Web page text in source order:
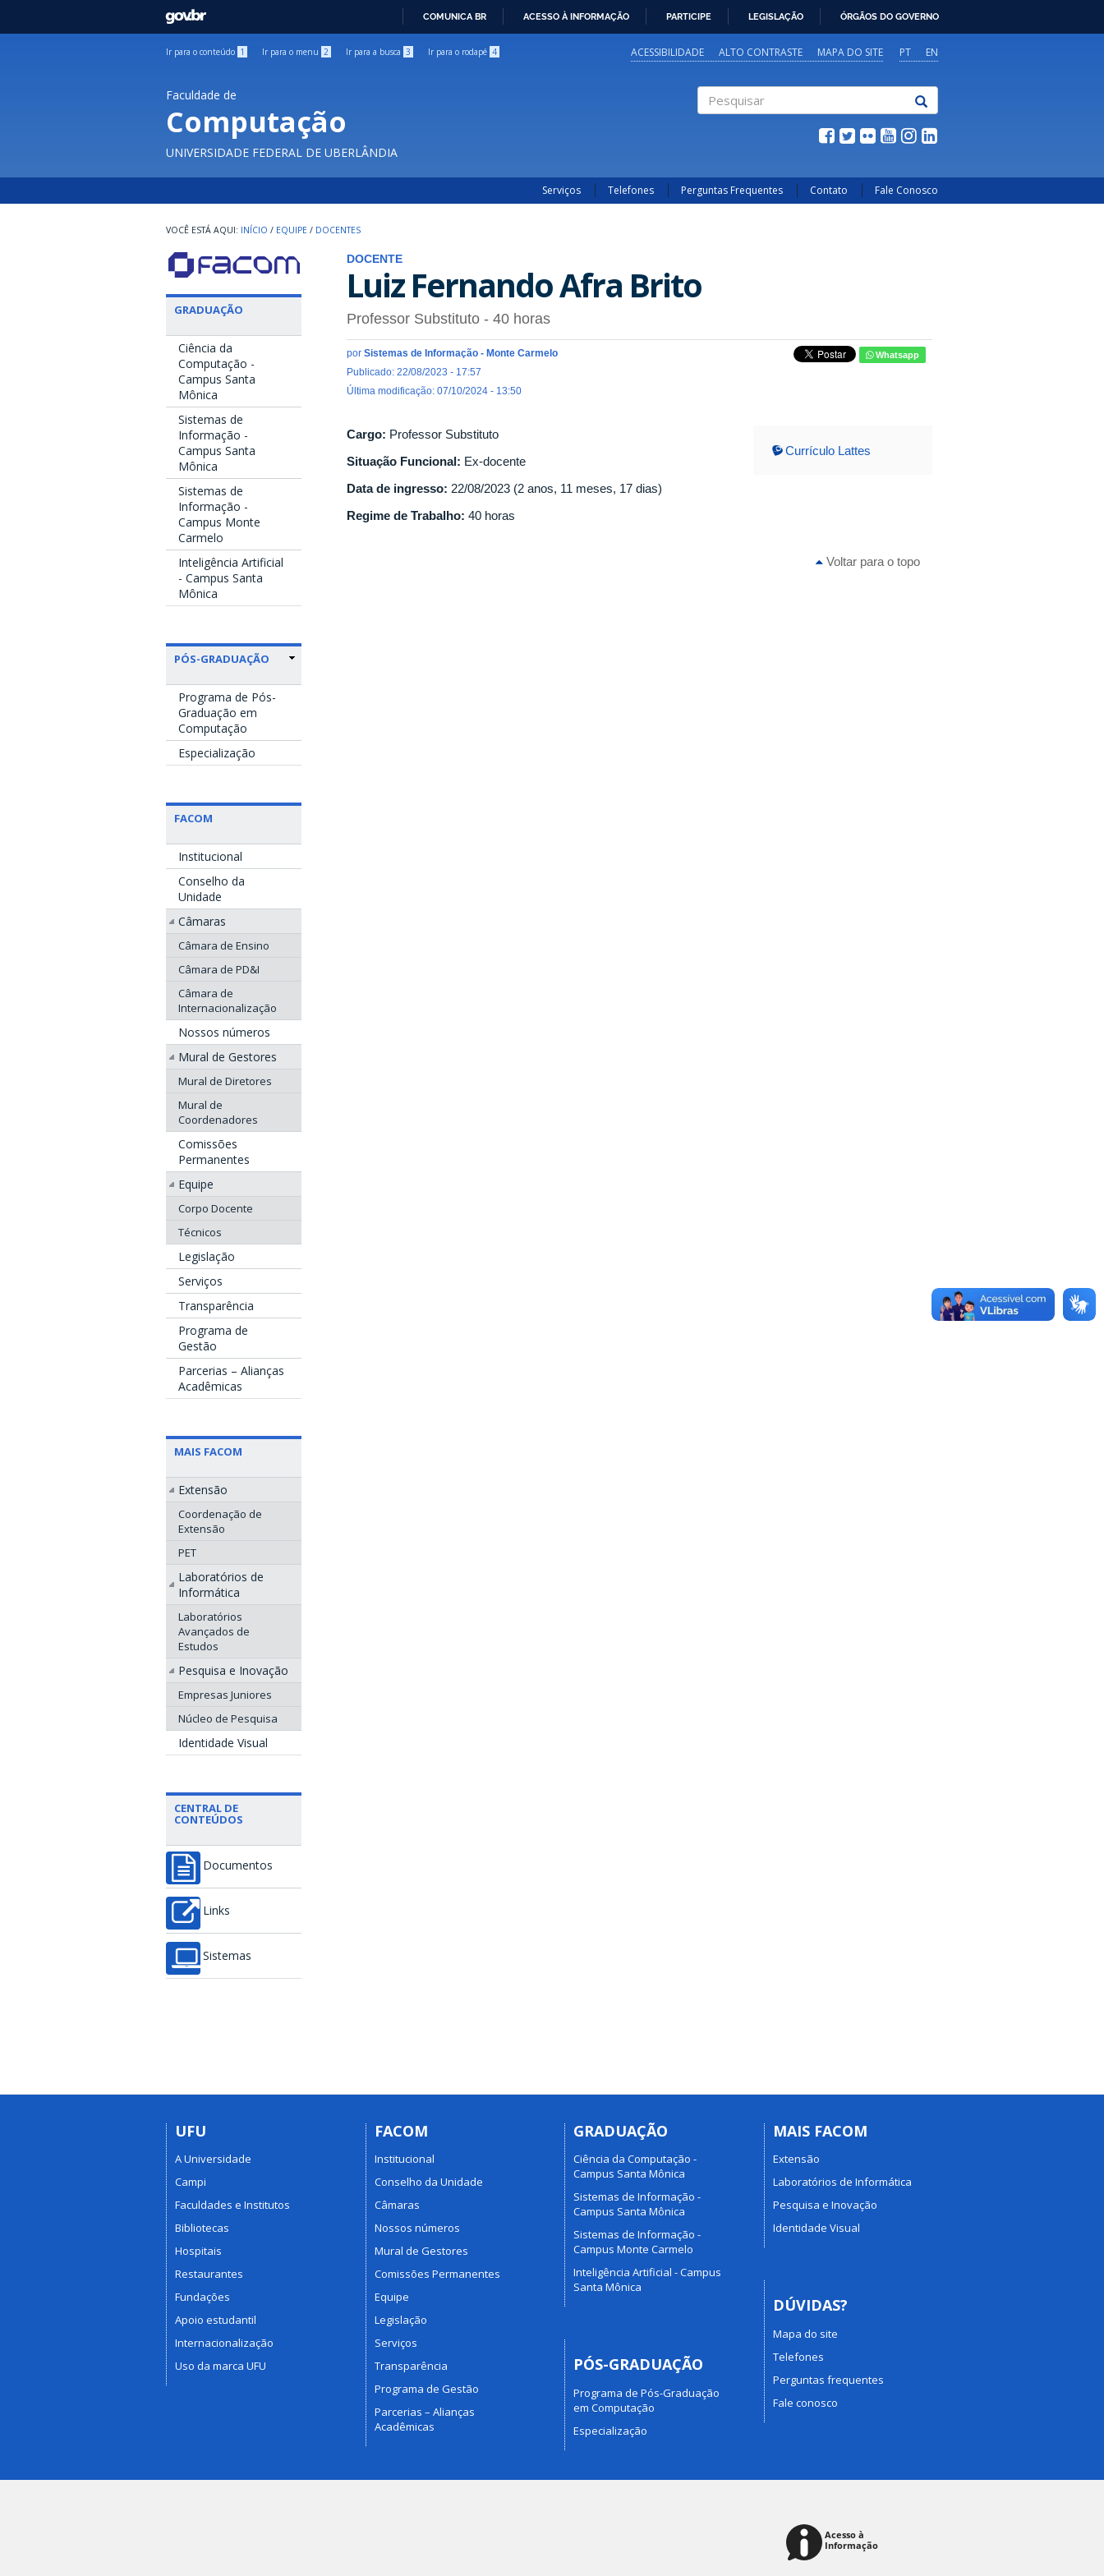
GOVBR
COMUNICA BR ACESSO À INFORMAÇÃO PARTICIPE LEGISLAÇÃO ÓRGÃOS DO GOVERNO
Ir para o conteúdo 1 Ir para o menu 2 Ir para a busca 3 Ir para o rodapé 4 PT EN
ACESSIBILIDADE ALTO CONTRASTE MAPA DO SITE
Faculdade de
Computação
UNIVERSIDADE FEDERAL DE UBERLÂNDIA
Serviços Telefones Perguntas Frequentes Contato Fale Conosco
INÍCIO / EQUIPE / DOCENTES
GRADUAÇÃO
Ciência da
Computação -
Campus Santa
Mônica
Sistemas de
Informação -
Campus Santa
Mônica
Sistemas de
Informação -
Campus Monte
Carmelo
Inteligência Artificial
- Campus Santa
Mônica
PÓS-GRADUAÇÃO
Programa de Pós-
Graduação em
Computação
Especialização
FACOM
Institucional
Conselho da
Unidade
Câmaras
Câmara de Ensino
Câmara de PD&I
Câmara de
Internacionalização
Nossos números
Mural de Gestores
Mural de Diretores
Mural de
Coordenadores
Comissões
Permanentes
Equipe
Corpo Docente
Técnicos
Legislação
Serviços
Transparência
Programa de
Gestão
Parcerias – Alianças
Acadêmicas
MAIS FACOM
Extensão
Coordenação de
Extensão
PET
Laboratórios de
Informática
Laboratórios
Avançados de
Estudos
Pesquisa e Inovação
Empresas Juniores
Núcleo de Pesquisa
Identidade Visual
CENTRAL DE
CONTEÚDOS
Documentos
Links
Sistemas
DOCENTE
Luiz Fernando Afra Brito
Professor Substituto - 40 horas
por Sistemas de Informação - Monte Carmelo
Publicado: 22/08/2023 - 17:57
Última modificação: 07/10/2024 - 13:50
Whatsapp
Cargo: Professor Substituto
Situação Funcional: Ex-docente
Data de ingresso: 22/08/2023 (2 anos, 11 meses, 17 dias)
Regime de Trabalho: 40 horas
Currículo Lattes
Voltar para o topo
UFU
A Universidade
Campi
Faculdades e Institutos
Bibliotecas
Hospitais
Restaurantes
Fundações
Apoio estudantil
Internacionalização
Uso da marca UFU
FACOM
Institucional
Conselho da Unidade
Câmaras
Nossos números
Mural de Gestores
Comissões Permanentes
Equipe
Legislação
Serviços
Transparência
Programa de Gestão
Parcerias – Alianças
Acadêmicas
GRADUAÇÃO
Ciência da Computação -
Campus Santa Mônica
Sistemas de Informação -
Campus Santa Mônica
Sistemas de Informação -
Campus Monte Carmelo
Inteligência Artificial - Campus
Santa Mônica
PÓS-GRADUAÇÃO
Programa de Pós-Graduação
em Computação
Especialização
MAIS FACOM
Extensão
Laboratórios de Informática
Pesquisa e Inovação
Identidade Visual
DÚVIDAS?
Mapa do site
Telefones
Perguntas frequentes
Fale conosco